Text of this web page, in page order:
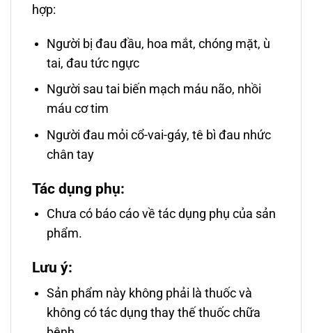
hợp:
Người bị đau đầu, hoa mắt, chóng mặt, ù
tai, đau tức ngực
Người sau tai biến mạch máu não, nhồi
máu cơ tim
Người đau mỏi cổ-vai-gáy, tê bì đau nhức
chân tay
Tác dụng phụ:
Chưa có báo cáo về tác dụng phụ của sản
phẩm.
Lưu ý:
Sản phẩm này không phải là thuốc và
không có tác dụng thay thế thuốc chữa